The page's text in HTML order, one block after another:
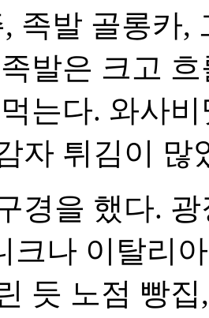
, 족발 골롱카
발은 크고
는다. 와사
자 튀김이 많
경을 했다.
크나 이탈리
듯 노점 빵